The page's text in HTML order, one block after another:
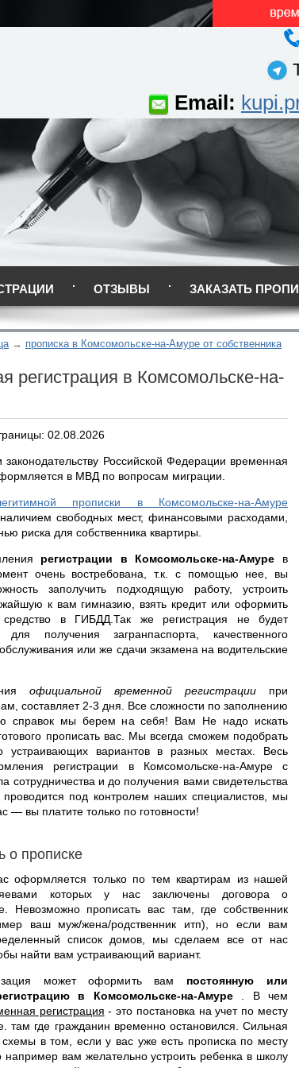
Email:
ОТЗЫВЫ ЗАКАЗАТЬ
прописка в Комсомольске-на-Амуре от собственника
регистрация в Комсомольске-на-
02.08.2026
законодательству Российской Федерации временная
в МВД по вопросам миграции.
прописки в Комсомольске-на-Амуре
свободных мест, финансовыми расходами,
риска для собственника квартиры.
регистрации в Комсомольске-на-Амуре в
очень востребована, т.к. с помощью нее, вы
заполучить подходящую работу, устроить
к вам гимназию, взять кредит или оформить
средство в ГИБДД.Так же регистрация не будет
получения загранпаспорта, качественного
или же сдачи экзамена на водительские
официальной временной регистрации при
составляет 2-3 дня. Все сложности по заполнению
справок мы берем на себя! Вам Не надо искать
прописать вас. Мы всегда сможем подобрать
устраивающих вариантов в разных местах. Весь
регистрации в Комсомольске-на-Амуре с
сотрудничества и до получения вами свидетельства
проводится под контролем наших специалистов, мы
— вы платите только по готовности!
о прописке
оформляется только по тем квартирам из нашей
которых у нас заключены договора о
Невозможно прописать вас там, где собственник
ваш муж/жена/родственник итп), но если вам
список домов, мы сделаем все от нас
найти вам устраивающий вариант.
может оформить вам постоянную или
в Комсомольске-на-Амуре
. В чем
регистрация - это постановка на учет по месту
там где гражданин временно остановился. Сильная
схемы в том, если у вас уже есть прописка по месту
например вам желательно устроить ребенка в школу